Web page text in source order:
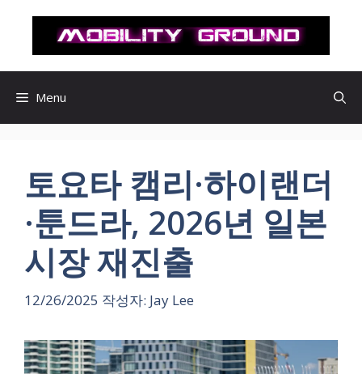
로
Menu
토요타 캠리·하이랜더
·툰드라, 2026년 일본
시장 재진출
12/26/2025 작성자: Jay Lee